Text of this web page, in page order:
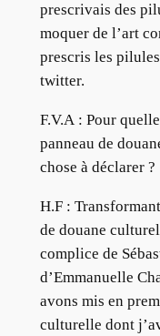
prescrivais des
moquer de l’art
prescris les
twitter.
F.V.A : Pour
panneau de
chose à déclarer ?
H.F :
de douane
complice de
d’Emmanuelle
avons mis en
culturelle dont